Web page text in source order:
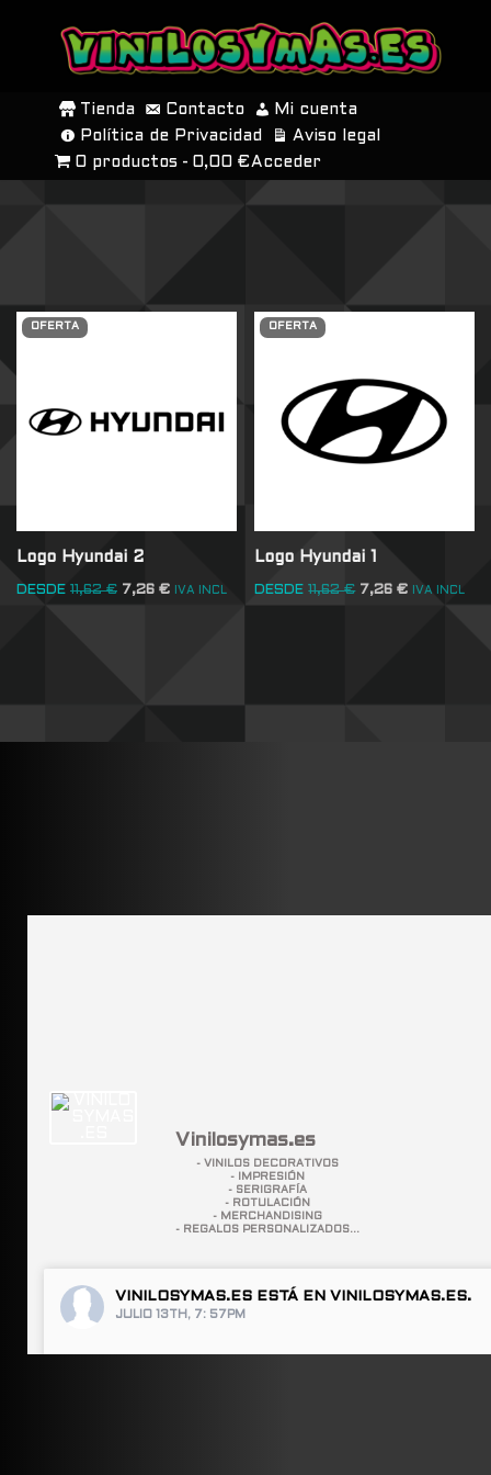
SALTAR
CONTENIDO
Tienda Contacto
Mi cuenta
Política de Privacidad
Aviso legal
0 productos
0,00 € Acceder
OFERTA
Logo Hyundai 2
DESDE 11,62€ 7,26 € IVA INCL
OFERTA
Logo Hyundai 1
DESDE 11,62€ 7,26€ IVA INCL
Vinilosymas.es
- VINILOS DECORATIVOS
- IMPRESIÓN
- SERIGRAFÍA
- ROTULACIÓN
- MERCHANDISING
- REGALOS PERSONALIZADOS...
VINILOSYMAS.ES ESTÁ EN VINILOSYMAS.ES.
JULIO 13TH, 7: 57PM